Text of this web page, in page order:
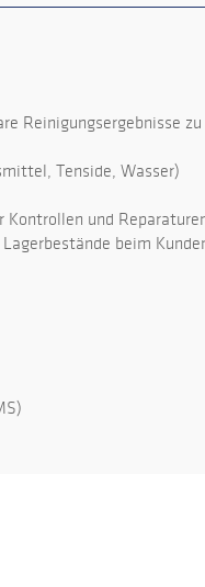
Reinigungsergebnisse zu
Tenside, Wasser)
Kontrollen und
beim